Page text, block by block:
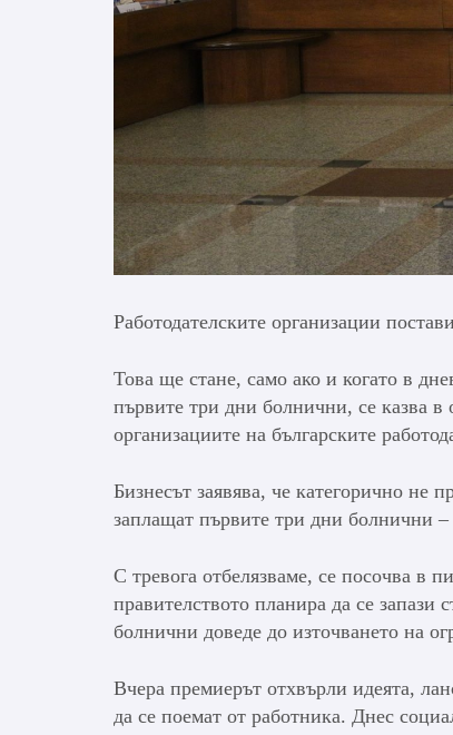
Работодателските организации
Това ще стане, само ако и когато в
първите три дни болнични, се казва в
организациите на българските
Бизнесът заявява, че категорично не
заплащат първите три дни болнични
С тревога отбелязваме, се посочва в
правителството планира да се
болнични доведе до източването на
Вчера премиерът отхвърли идеята,
да се поемат от работника. Днес